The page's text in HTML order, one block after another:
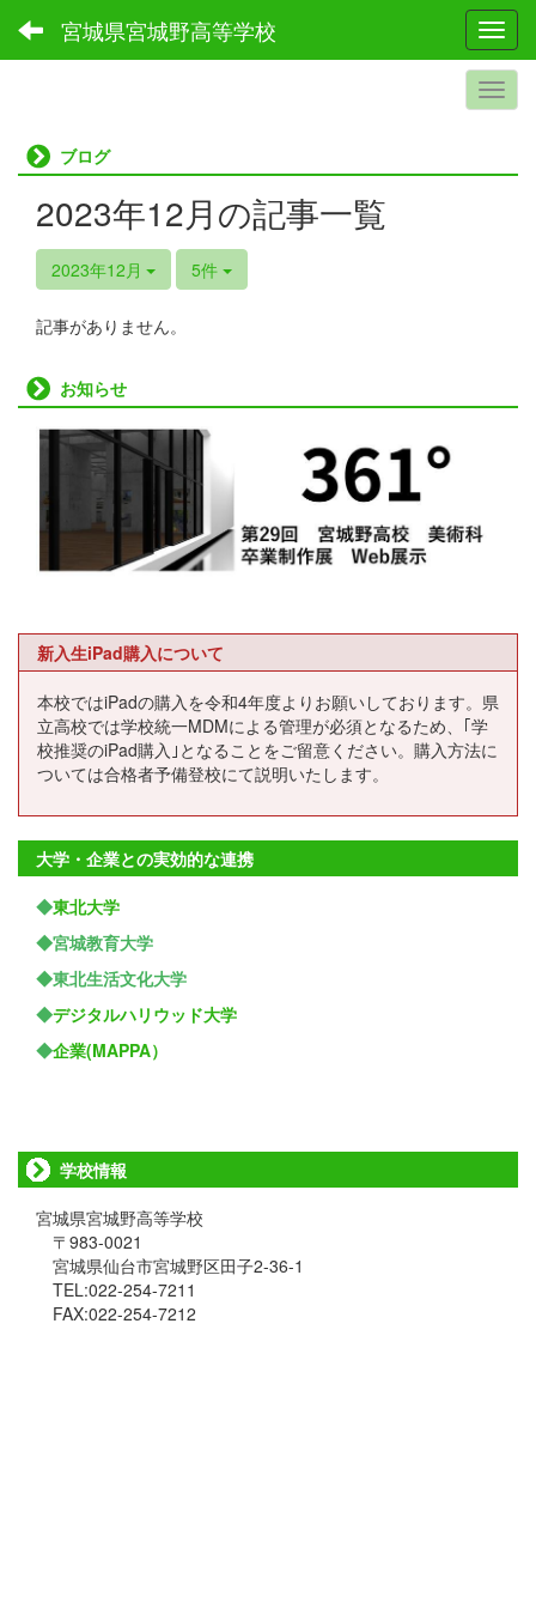
宮城県宮城野高等学校
ブログ
2023年12月の記事一覧
2023年12月 5件
記事がありません。
お知らせ
新入生iPad購入について
本校ではiPadの購入を令和4年度よりお願いしております。県
立高校では学校統一MDMによる管理が必須となるため、｢学
校推奨のiPad購入｣となることをご留意ください。購入方法に
ついては合格者予備登校にて説明いたします。
大学・企業との実効的な連携
◆東北大学
◆宮城教育大学
◆東北生活文化大学
◆デジタルハリウッド大学
◆企業(MAPPA）
学校情報
宮城県宮城野高等学校
〒983-0021
宮城県仙台市宮城野区田子2-36-1
TEL:022-254-7211
FAX:022-254-7212